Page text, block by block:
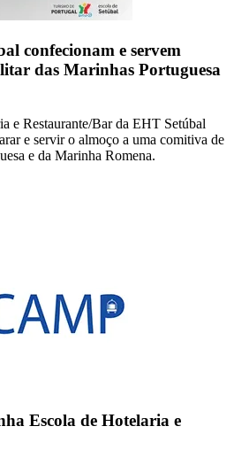
confecionam e servem
das Marinhas Portuguesa
e Restaurante/Bar da EHT Setúbal
e servir o almoço a uma comitiva de
e da Marinha Romena.
Escola de Hotelaria e